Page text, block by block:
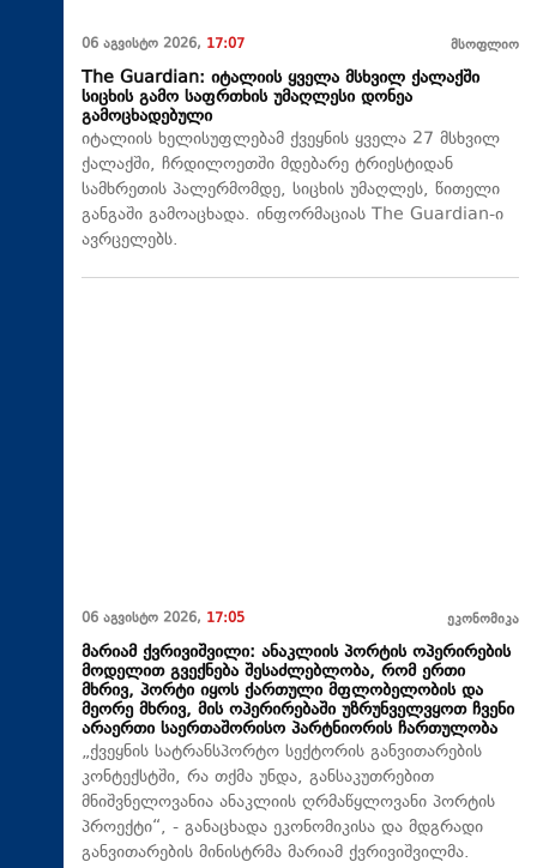
06 აგვისტო 2026, 17:07 მსოფლიო
The Guardian: იტალიის ყველა მსხვილ ქალაქში
სიცხის გამო საფრთხის უმაღლესი დონეა
გამოცხადებული
იტალიის ხელისუფლებამ ქვეყნის ყველა 27 მსხვილ
ქალაქში, ჩრდილოეთში მდებარე ტრიესტიდან
სამხრეთის პალერმომდე, სიცხის უმაღლეს, წითელი
განგაში გამოაცხადა. ინფორმაციას The Guardian-ი
ავრცელებს.
06 აგვისტო 2026, 17:05 ეკონომიკა
მარიამ ქვრივიშვილი: ანაკლიის პორტის ოპერირების
მოდელით გვექნება შესაძლებლობა, რომ ერთი
მხრივ, პორტი იყოს ქართული მფლობელობის და
მეორე მხრივ, მის ოპერირებაში უზრუნველვყოთ ჩვენი
არაერთი საერთაშორისო პარტნიორის ჩართულობა
„ქვეყნის სატრანსპორტო სექტორის განვითარების
კონტექსტში, რა თქმა უნდა, განსაკუთრებით
მნიშვნელოვანია ანაკლიის ღრმაწყლოვანი პორტის
პროექტი“, - განაცხადა ეკონომიკისა და მდგრადი
განვითარების მინისტრმა მარიამ ქვრივიშვილმა.